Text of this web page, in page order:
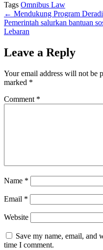
Tags Omnibus Law
← Mendukung Program
Pemerintah salurkan bantuan
Lebaran
Leave a Reply
Your email address will not be
marked *
Comment *
Name *
Email *
Website
Save my name, email, and
time I comment.